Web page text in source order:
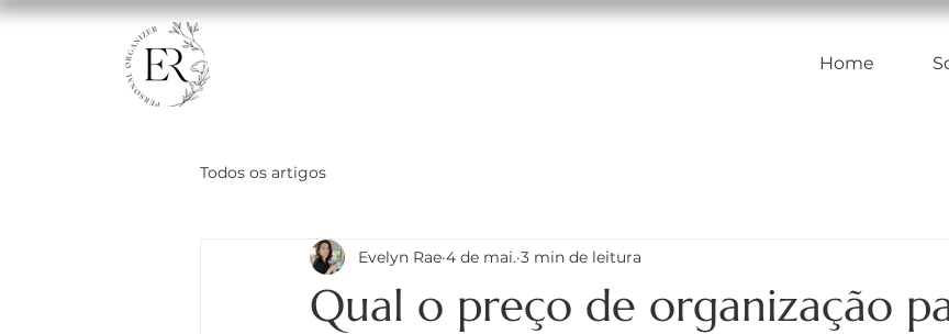
Home
Todos os artigos
Qual o preço de organização
Evelyn Rae 4 de mai. 3 min de leitura